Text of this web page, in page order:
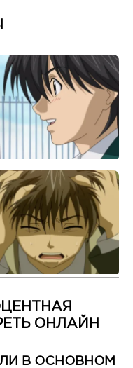
ОНЛАЙН
В ОСНОВНОМ